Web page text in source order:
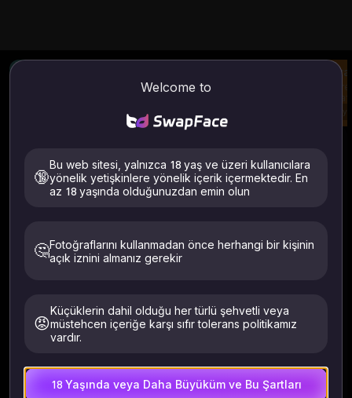
Welcome to
🔞
Bu web sitesi, yalnızca 18 yaş ve üzeri kullanıcılara
yönelik yetişkinlere yönelik içerik içermektedir. En
az 18 yaşında olduğunuzdan emin olun
🤔Fotoğraflarını kullanmadan önce herhangi bir kişinin
açık iznini almanız gerekir
😡
Küçüklerin dahil olduğu her türlü şehvetli veya
müstehcen içeriğe karşı sıfır tolerans politikamız
vardır.
18 Yaşında veya Daha Büyüküm ve Bu Şartları
Resminizden ve
AI Tüylü Sanat Jeneratörü Resimden Videoya
Yalnızca kendinizin veya açıkça izin vermiş kişilerin
resimlerini yükleyin. 18+ olmalı. 24 saat içinde silindi.